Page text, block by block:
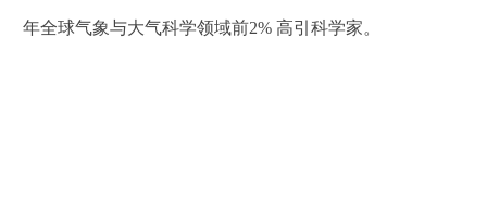
年全球气象与大气科学领域前2% 高引科学家。